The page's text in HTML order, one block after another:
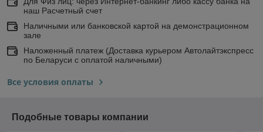
наш Расчетный счет
Наличными или банковской картой на демонстрационном
зале
Наложенный платеж (Доставка курьером Автолайтэкспресс
по Беларуси с оплатой наличными)
Все условия оплаты
Подобные товары компании